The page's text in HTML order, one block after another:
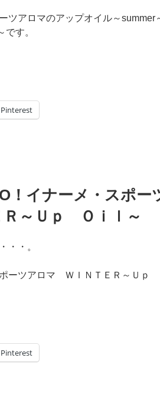
ツアロマのアップオイル～summer
です。
Pinterest
！イナーメ・スポ
Ｒ～Ｕｐ Ｏｉｌ～
・・。
ーツアロマ ＷＩＮＴＥＲ～Ｕｐ
Pinterest